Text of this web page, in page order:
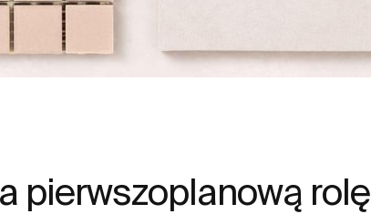
pierwszoplanową rolę